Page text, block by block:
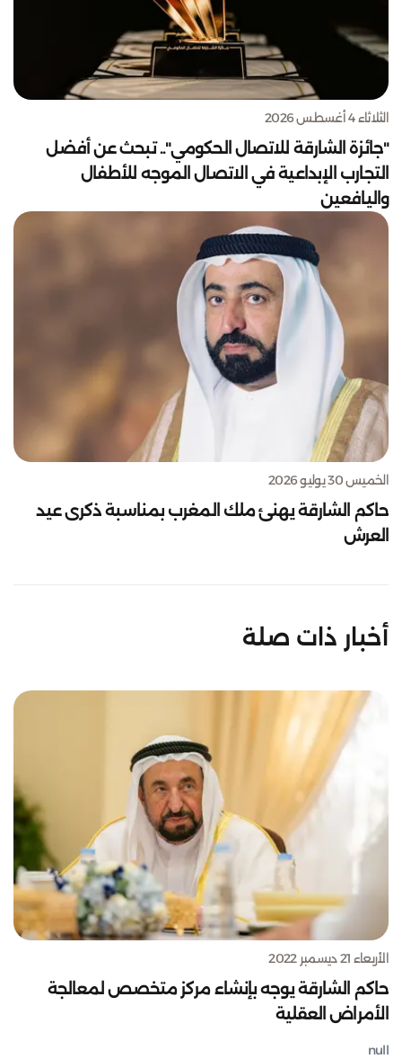
الثلاثاء 4 أغسطس 2026
"جائزة الشارقة للاتصال الحكومي".. تبحث عن أفضل
التجارب الإبداعية في الاتصال الموجه للأطفال
واليافعين
الخميس 30 يوليو 2026
حاكم الشارقة يهنئ ملك المغرب بمناسبة ذكرى عيد
العرش
أخبار ذات صلة
الأربعاء 21 ديسمبر 2022
حاكم الشارقة يوجه بإنشاء مركز متخصص لمعالجة
الأمراض العقلية
null